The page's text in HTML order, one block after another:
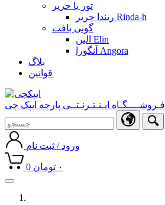
تور یا حریر
ریندا حریر Rinda-h
گونی بافت
الین Elin
آنگورا Angora
بلاگ
قوانین
فـروشــــگـاه ایـنـتـرنـتــی پارچه ایپک چی
ورود / ثبت نام
0 ۰ تومان
Toggle
navigation